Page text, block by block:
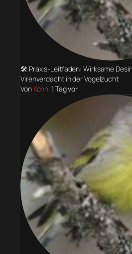
🛠️ Praxis-Leitfaden: Wirksame
Virenverdacht in der Vogelzucht
Von Konni 1 Tag vor